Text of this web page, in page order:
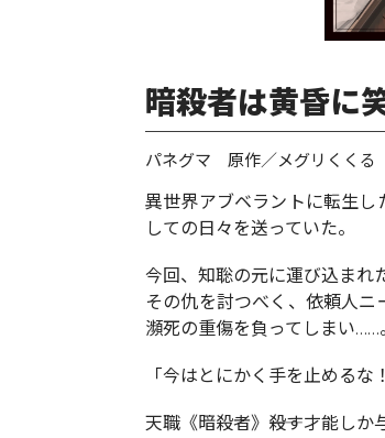
暗殺者は黄昏に
パネグマ 原作／メグリくくる
異世界アブベラントに転生し
しての日々を送っていた。
今回、知聡の元に運び込まれ
その仇を討つべく、依頼人
瀕死の重傷を負ってしまい……
「今はとにかく手を止めるな
天職《暗殺者》――殺す才能し